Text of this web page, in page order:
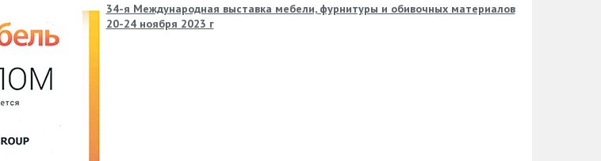
34-я Международная выставка мебели, фурнитуры и обивочных материалов
20-24 ноября 2023 г